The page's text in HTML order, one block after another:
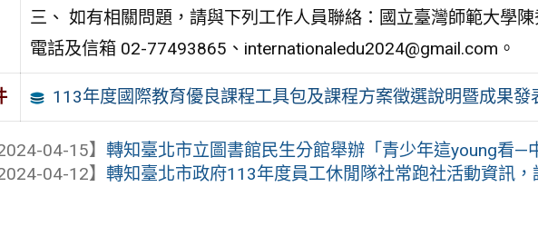
三、 如有相關問題，請與下列工作人員聯絡：國立臺灣師範大學
電話及信箱 02-77493865、internationaledu2024@gmail.com。
113年度國際教育優良課程工具包及課程方案徵選說明暨成果發
2024-04-15】轉知臺北市立圖書館民生分館舉辦「青少年這young看—
2024-04-12】轉知臺北市政府113年度員工休閒隊社常跑社活動資訊，